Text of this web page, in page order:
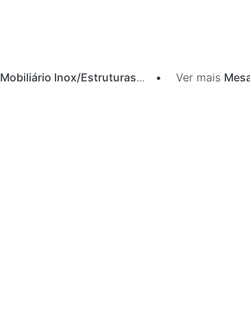
Mobiliário Inox/Estruturas... • Ver mais